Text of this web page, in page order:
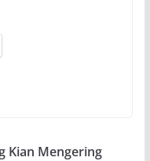
Kian Mengering